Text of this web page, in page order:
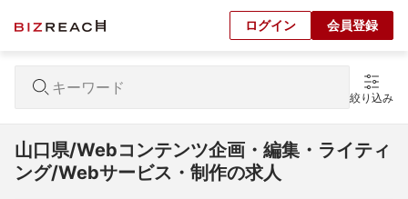
ログイン 会員登録
絞り込み
山口県/Webコンテンツ企画・編集・ライティ
ング/Webサービス・制作の求人